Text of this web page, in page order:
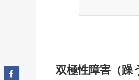
双極性障害（躁